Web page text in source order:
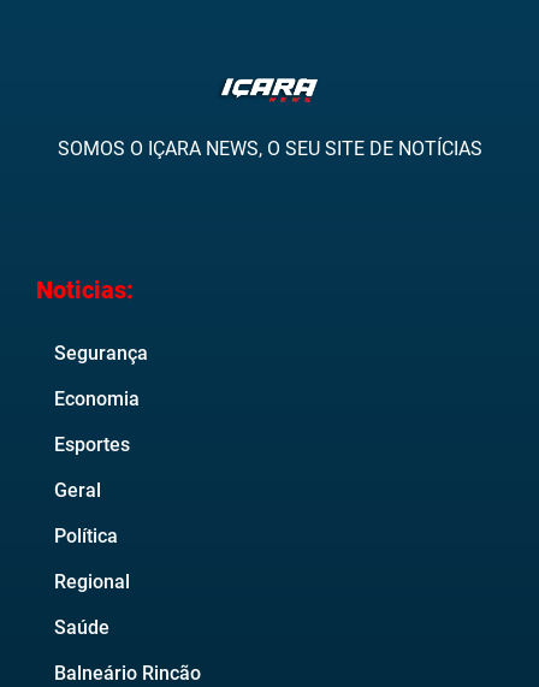
SOMOS O IÇARA NEWS, O SEU SITE DE NOTÍCIAS
Noticias:
Segurança
Economia
Esportes
Geral
Política
Regional
Saúde
Balneário Rincão